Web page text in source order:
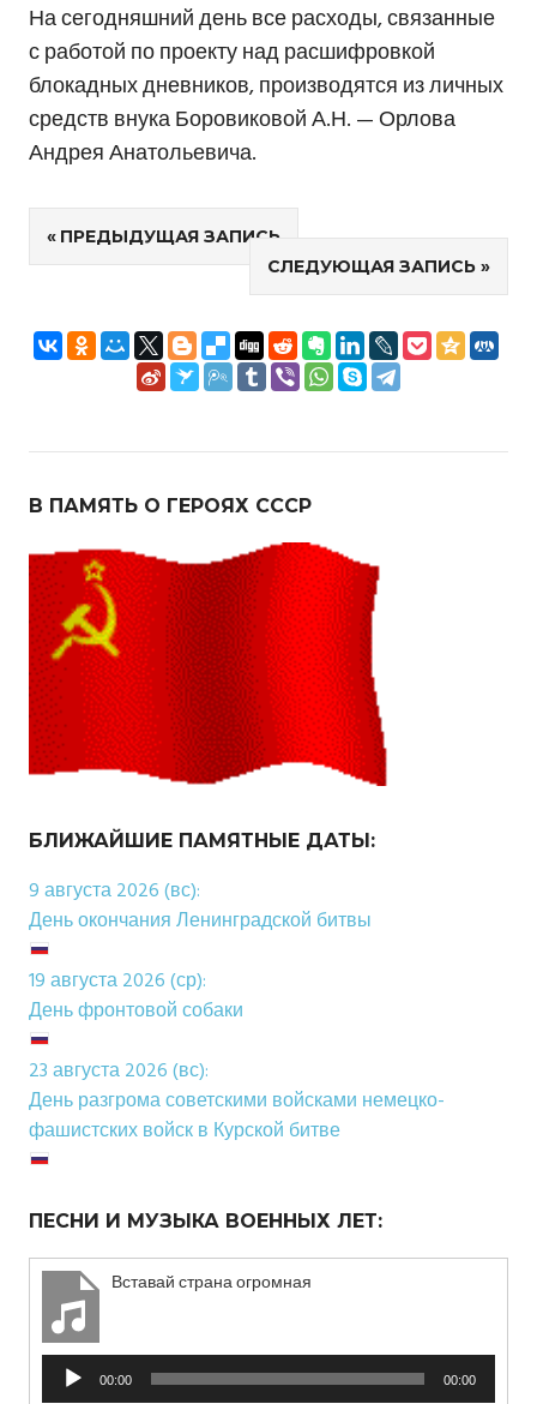
На сегодняшний день все расходы, связанные
с работой по проекту над расшифровкой
блокадных дневников, производятся из личных
средств внука Боровиковой А.Н. — Орлова
Андрея Анатольевича.
Навигация
записям
ПРЕДЫДУЩАЯ ЗАПИСЬ
СЛЕДУЮЩАЯ ЗАПИСЬ
В ПАМЯТЬ О ГЕРОЯХ СССР
БЛИЖАЙШИЕ ПАМЯТНЫЕ ДАТЫ:
9 августа 2026 (вс):
День окончания Ленинградской битвы
19 августа 2026 (ср):
День фронтовой собаки
23 августа 2026 (вс):
День разгрома советскими войсками немецко-
фашистских войск в Курской битве
ПЕСНИ И МУЗЫКА ВОЕННЫХ ЛЕТ:
Вставай страна огромная
Аудиоплеер
00:00 00:00